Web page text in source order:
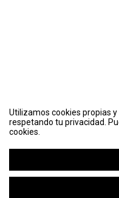
Utilizamos cookies propias
respetando tu privacidad.
cookies.